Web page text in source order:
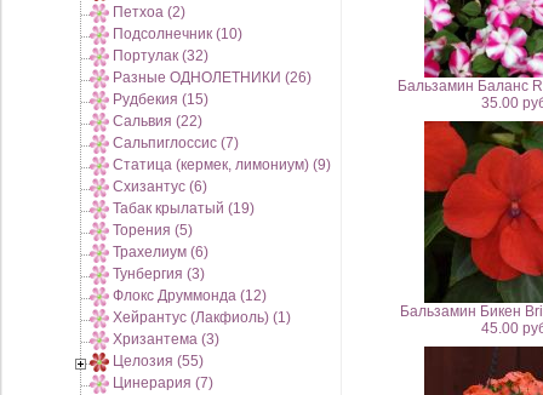
Петхоа (2)
Подсолнечник (10)
Портулак (32)
Разные ОДНОЛЕТНИКИ (26)
Рудбекия (15)
Сальвия (22)
Сальпиглоссис (7)
Статица (кермек, лимониум) (9)
Схизантус (6)
Табак крылатый (19)
Торения (5)
Трахелиум (6)
Тунбергия (3)
Флокс Друммонда (12)
Хейрантус (Лакфиоль) (1)
Хризантема (3)
Целозия (55)
Цинерария (7)
Бальзамин Баланс
35.00
Бальзамин Бикен
45.00